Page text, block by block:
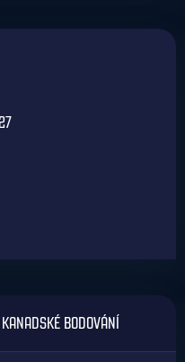
KANADSKÉ BODOVÁNÍ